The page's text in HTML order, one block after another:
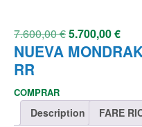
7.600,00€5.700,00€
NUEVA
RR
COMPRAR
Description FARE